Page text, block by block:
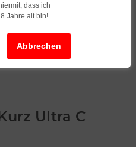
Ultra C
dass ich
Jahre alt bin!